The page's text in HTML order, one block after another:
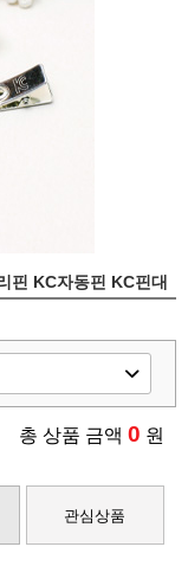
KC자동핀 KC핀대
총 상품 금액 0 원
관심상품